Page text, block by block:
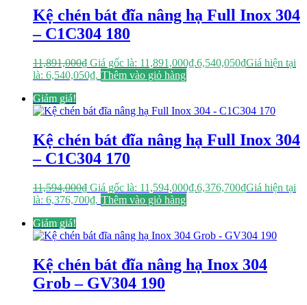
Kệ chén bát đĩa nâng hạ Full Inox 304
– C1C304 180
11,891,000₫ Giá gốc là: 11,891,000₫.6,540,050₫Giá hiện tại
là: 6,540,050₫. Thêm vào giỏ hàng
Giảm giá!
Kệ chén bát đĩa nâng hạ Full Inox 304
– C1C304 170
11,594,000₫ Giá gốc là: 11,594,000₫.6,376,700₫Giá hiện tại
là: 6,376,700₫. Thêm vào giỏ hàng
Giảm giá!
Kệ chén bát đĩa nâng hạ Inox 304
Grob – GV304 190